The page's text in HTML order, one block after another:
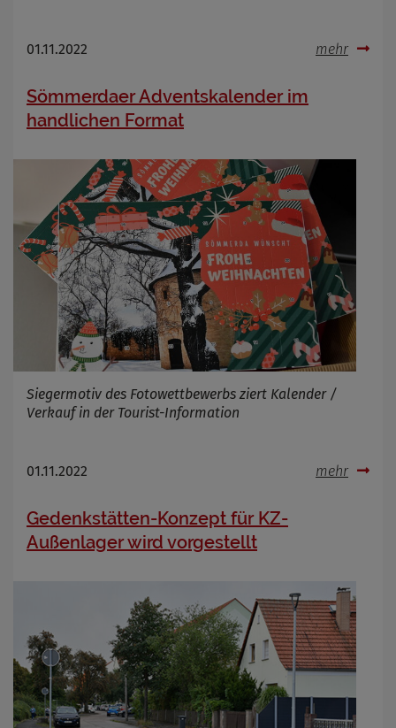
01.11.2022 mehr
Sömmerdaer Adventskalender im
handlichen Format
Siegermotiv des Fotowettbewerbs ziert Kalender /
Verkauf in der Tourist-Information
01.11.2022 mehr
Gedenkstätten-Konzept für KZ-
Außenlager wird vorgestellt